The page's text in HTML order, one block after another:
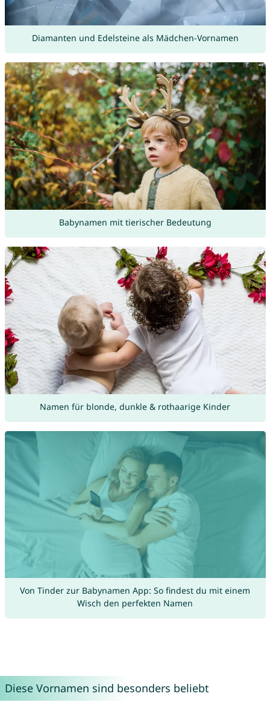
Diamanten und Edelsteine als Mädchen-Vornamen
Babynamen mit tierischer Bedeutung
Namen für blonde, dunkle & rothaarige Kinder
Von Tinder zur Babynamen App: So findest du mit einem
Wisch den perfekten Namen
Diese Vornamen sind besonders beliebt